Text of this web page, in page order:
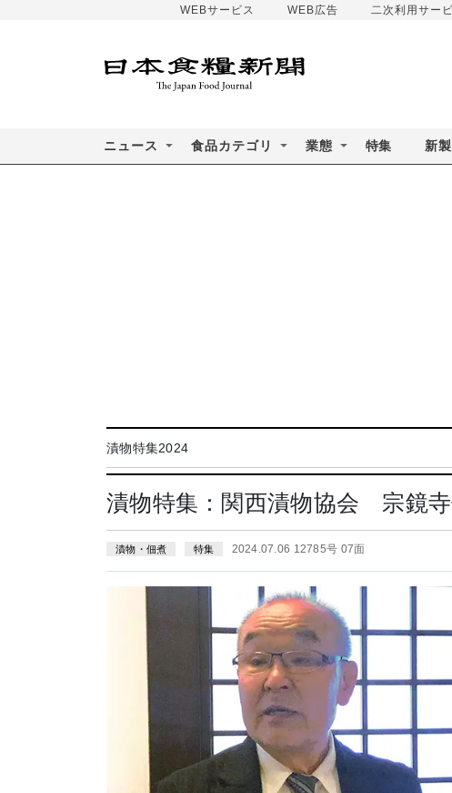
WEBサービス WEB広告 二次利用サー
ニュース 食品カテゴリ 業態 特集 新
漬物特集2024
漬物特集：関西漬物協会 宗鏡
漬物・佃煮 特集 2024.07.06 12785号 07面